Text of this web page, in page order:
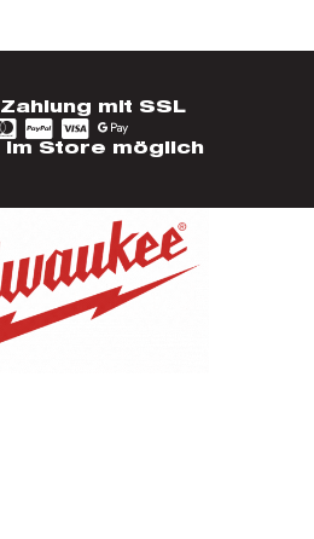
Zahlung mit SSL
im Store möglich